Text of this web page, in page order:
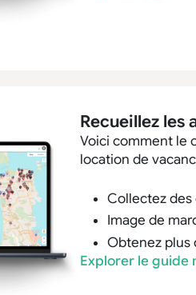
Recueillez les
Voici comment le
location de
Collectez des
Image de
Obtenez plus
Explorer le guide